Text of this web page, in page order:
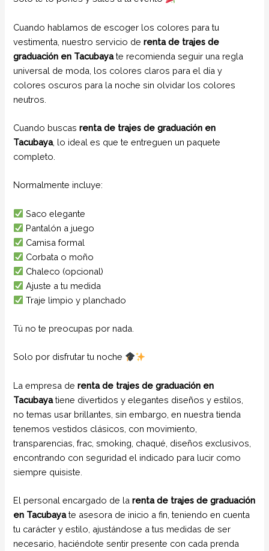
Cuando hablamos de escoger los colores para tu
vestimenta, nuestro servicio derenta de trajes de
graduación en Tacubayate recomienda seguir una regla
universal de moda, los colores claros para el día y
colores oscuros para la noche sin olvidar los colores
neutros.
Cuando buscasrenta de trajes de graduación en
Tacubaya, lo ideal es que te entreguen un paquete
completo.
Normalmente incluye:
Saco elegante
Pantalón a juego
Camisa formal
Corbata o moño
Chaleco (opcional)
Ajuste a tu medida
Traje limpio y planchado
Tú no te preocupas por nada.
Solo por disfrutar tu noche
La empresa derenta de trajes de graduación en
Tacubayatiene divertidos y elegantes diseños y estilos,
no temas usar brillantes, sin embargo, en nuestra tienda
tenemos vestidos clásicos, con movimiento,
transparencias, frac, smoking, chaqué, diseños exclusivos,
encontrando con seguridad el indicado para lucir como
siempre quisiste.
El personal encargado de la renta de trajes de graduación
en Tacubayate asesora de inicio a fin, teniendo en cuenta
tu carácter y estilo, ajustándose a tus medidas de ser
necesario, haciéndote sentir presente con cada prenda